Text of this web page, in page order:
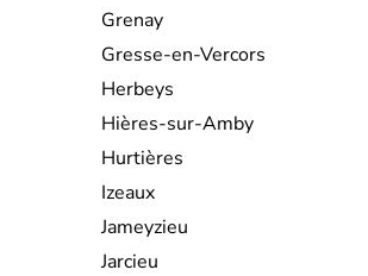
Grenay
Gresse-en-Vercors
Herbeys
Hières-sur-Amby
Hurtières
Izeaux
Jameyzieu
Jarcieu